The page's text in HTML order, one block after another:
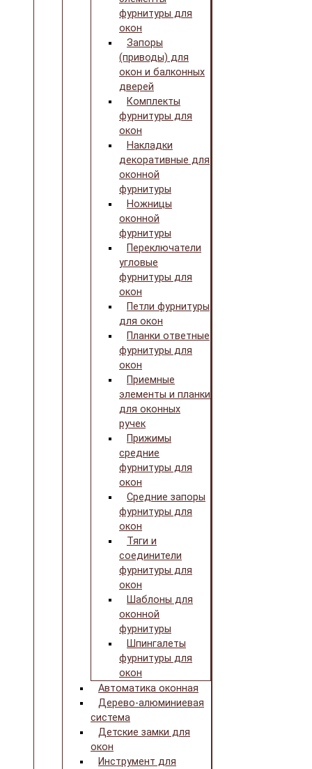
фурнитуры для
окон
Запоры
(приводы) для
окон и балконных
дверей
Комплекты
фурнитуры для
окон
Накладки
декоративные для
оконной
фурнитуры
Ножницы
оконной
фурнитуры
Переключатели
угловые
фурнитуры для
окон
Петли фурнитуры
для окон
Планки ответные
фурнитуры для
окон
Приемные
элементы и планки
для оконных
ручек
Прижимы
средние
фурнитуры для
окон
Средние запоры
фурнитуры для
окон
Тяги и
соединители
фурнитуры для
окон
Шаблоны для
оконной
фурнитуры
Шпингалеты
фурнитуры для
окон
Автоматика оконная
Дерево-алюминиевая
система
Детские замки для
окон
Инструмент для